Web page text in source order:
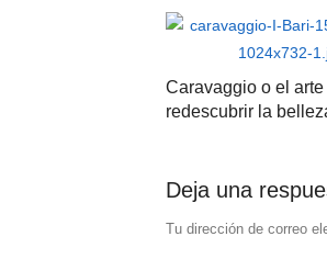
Caravaggio o el arte
redescubrir la
Deja una
Tu dirección de correo